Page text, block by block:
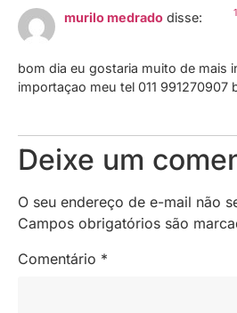
murilo medrado disse:
bom dia eu gostaria muito de mais
importaçao meu tel 011 991270907
Deixe um
O seu endereço de e-mail não
Campos obrigatórios são
Comentário *